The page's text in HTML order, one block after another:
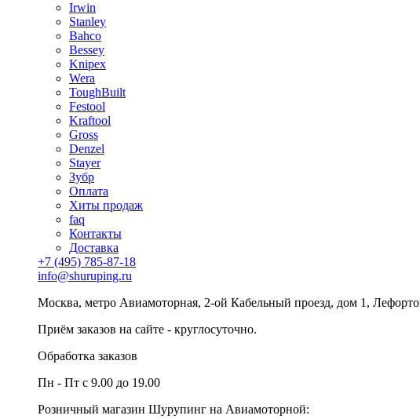
Irwin
Stanley
Bahco
Bessey
Knipex
Wera
ToughBuilt
Festool
Kraftool
Gross
Denzel
Stayer
Зубр
Оплата
Хиты продаж
faq
Контакты
Доставка
+7 (495) 785-87-18
info@shuruping.ru
Москва, метро Авиамоторная, 2-ой Кабельный проезд, дом 1,
Приём заказов на сайте - круглосуточно.
Обработка заказов
Пн - Пт с 9.00 до 19.00
Розничный магазин Шурупинг на Авиамоторной: